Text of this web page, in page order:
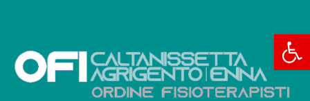
Apri